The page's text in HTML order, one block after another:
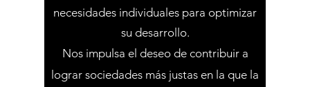
necesidades individuales para optimizar
su desarrollo.
Nos impulsa el deseo de contribuir a
lograr sociedades más justas en la que la